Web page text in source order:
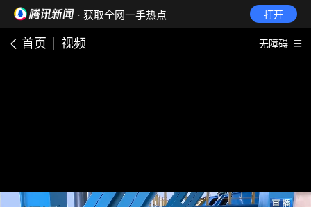
· 获取全网一手热点 打开
首页 视频 无障碍